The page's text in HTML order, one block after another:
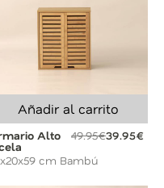
Añadir al carrito
Alto
49.95€39.95€
cm Bambú